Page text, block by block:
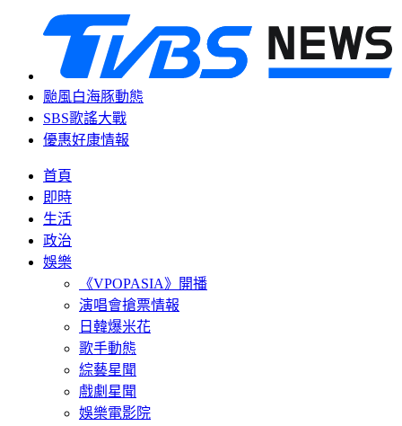
颱風白海豚動態
SBS歌謠大戰
優惠好康情報
首頁
即時
生活
政治
娛樂
《VPOPASIA》開播
演唱會搶票情報
日韓爆米花
歌手動態
綜藝星聞
戲劇星聞
娛樂電影院